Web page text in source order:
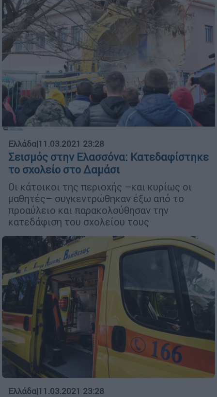
Ελλάδα|11.03.2021 23:28
Σεισμός στην Ελασσόνα: Κατεδαφίστηκε
το σχολείο στο Δαμάσι
Οι κάτοικοι της περιοχής –και κυρίως οι
μαθητές– συγκεντρώθηκαν έξω από το
προαύλειο και παρακολούθησαν την
κατεδάφιση του σχολείου τους
Ελλάδα|11.03.2021 23:28